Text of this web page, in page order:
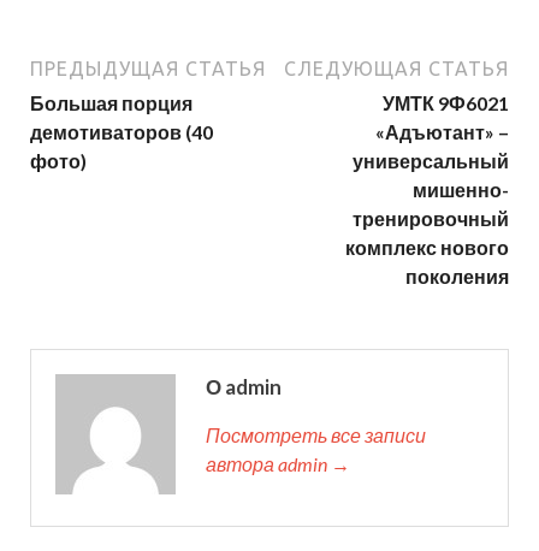
ПРЕДЫДУЩАЯ СТАТЬЯ
Большая порция
демотиваторов (40
фото)
СЛЕДУЮЩАЯ СТАТЬЯ
УМТК 9Ф6021
«Адъютант» –
универсальный
мишенно-
тренировочный
комплекс нового
поколения
О admin
Посмотреть все записи
автора admin →